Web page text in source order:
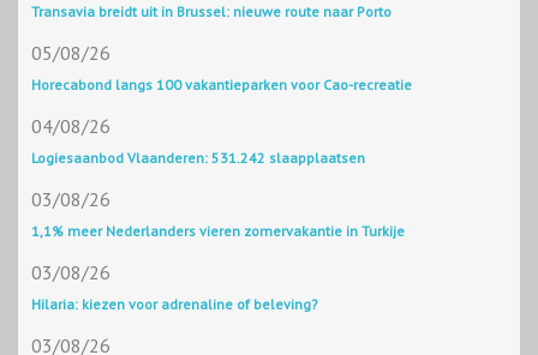
Transavia breidt uit in Brussel: nieuwe route naar Porto
05/08/26
Horecabond langs 100 vakantieparken voor Cao-recreatie
04/08/26
Logiesaanbod Vlaanderen: 531.242 slaapplaatsen
03/08/26
1,1% meer Nederlanders vieren zomervakantie in Turkije
03/08/26
Hilaria: kiezen voor adrenaline of beleving?
03/08/26